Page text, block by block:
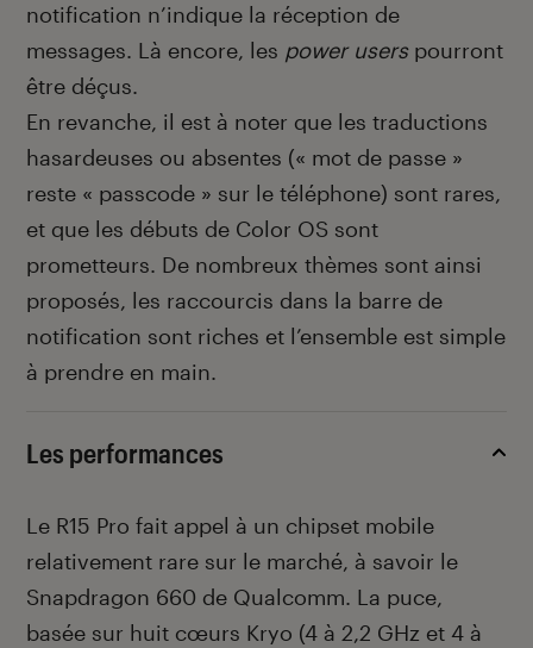
notification n’indique la réception de
messages. Là encore, les power userspourront
être déçus.
En revanche, il est à noter que les traductions
hasardeuses ou absentes (« mot de passe »
reste « passcode » sur le téléphone) sont rares,
et que les débuts de Color OS sont
prometteurs. De nombreux thèmes sont ainsi
proposés, les raccourcis dans la barre de
notification sont riches et l’ensemble est simple
à prendre en main.
Les performances
Le R15 Pro fait appel à un chipset mobile
relativement rare sur le marché, à savoir le
Snapdragon 660 de Qualcomm. La puce,
basée sur huit cœurs Kryo (4 à 2,2 GHz et 4 à